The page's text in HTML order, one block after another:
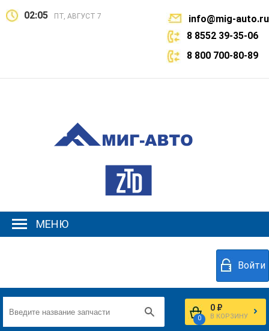
02:05 ПТ, АВГУСТ 7
info@mig-auto.ru
8 8552 39-35-06
8 800 700-80-89
МЕНЮ
Войти
0
0 ₽
В КОРЗИНУ